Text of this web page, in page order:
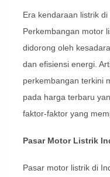
Era kendaraan listrik
Perkembangan motor
didorong oleh
dan efisiensi energi.
perkembangan terkini
pada harga terbaru
faktor-faktor yang
Pasar Motor Listrik
Pasar motor listrik di